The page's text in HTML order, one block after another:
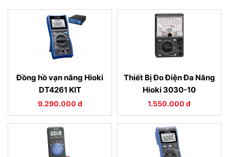
Đồng hồ vạn năng Hioki
DT4261 KIT
9.290.000 đ
Thiết Bị Đo Điện Đa Năng
Hioki 3030-10
1.550.000 đ